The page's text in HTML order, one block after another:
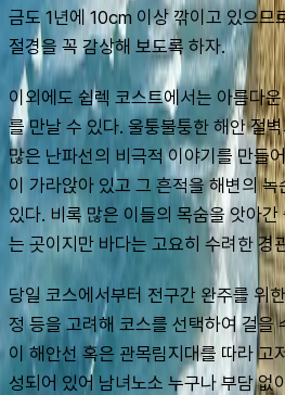
금도 1년에 10cm 이상 깎이고 있으므
절경을 꼭 감상해 보도록 하자.
이외에도 쉽렉 코스트에서는 아름다
를 만날 수 있다. 울퉁불퉁한 해안 절
많은 난파선의 비극적 이야기를 만들
이 가라앉아 있고 그 흔적을 해변의
있다. 비록 많은 이들의 목숨을 앗아
는 곳이지만 바다는 고요히 수려한 경
당일 코스에서부터 전구간 완주를 위
정 등을 고려해 코스를 선택하여 걸을
이 해안선 혹은 관목림지대를 따라 고
성되어 있어 남녀노소 누구나 부담 없